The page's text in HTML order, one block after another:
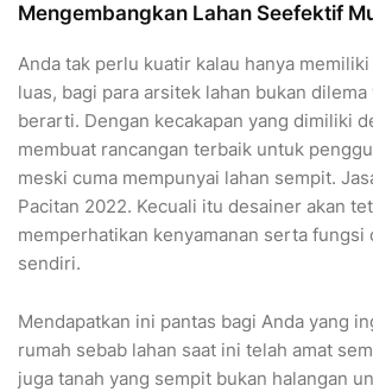
Mengembangkan Lahan Seefektif
Anda tak perlu kuatir kalau hanya
luas, bagi para arsitek lahan bukan
berarti. Dengan kecakapan yang dimiliki
membuat rancangan terbaik untuk
meski cuma mempunyai lahan sempit.
Pacitan 2022. Kecuali itu desainer akan
memperhatikan kenyamanan serta fungsi
sendiri.
Mendapatkan ini pantas bagi Anda yang
rumah sebab lahan saat ini telah amat
juga tanah yang sempit bukan halangan